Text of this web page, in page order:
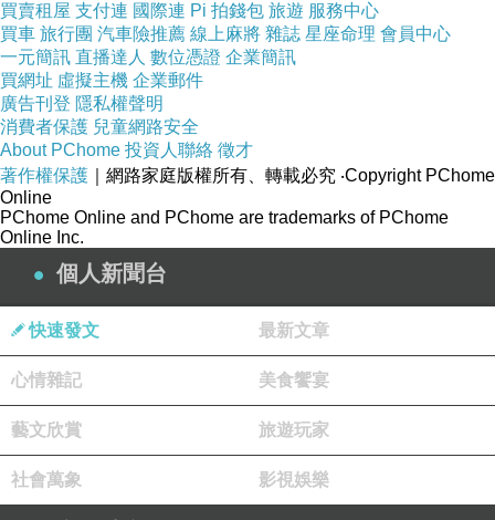
買賣租屋 支付連 國際連 Pi 拍錢包 旅遊 服務中心
買車 旅行團 汽車險推薦 線上麻將 雜誌 星座命理 會員中心
一元簡訊 直播達人 數位憑證 企業簡訊
買網址 虛擬主機 企業郵件
廣告刊登 隱私權聲明
消費者保護 兒童網路安全
About PChome 投資人聯絡 徵才
著作權保護 ｜網路家庭版權所有、轉載必究 ‧Copyright PChome
Online
PChome Online and PChome are trademarks of PChome
Online Inc.
個人新聞台
快速發文 最新文章
心情雜記 美食饗宴
藝文欣賞 旅遊玩家
社會萬象 影視娛樂